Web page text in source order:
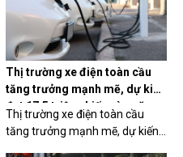
Thị trường xe điện toàn cầu
tăng trưởng mạnh mẽ, dự kiến
đạt 17,5 triệu chiếc vào năm
2024
Thị trường xe điện toàn cầu
tăng trưởng mạnh mẽ, dự kiến